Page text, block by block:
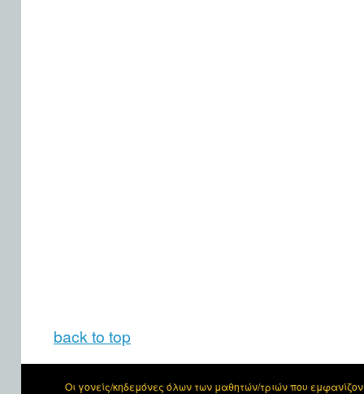
back to top
Οι γονείς/κηδεμόνες όλων των μαθητών/τριών που